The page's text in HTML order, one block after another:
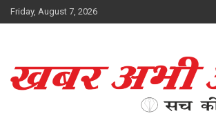
Skip
to
Friday, August 7, 2026